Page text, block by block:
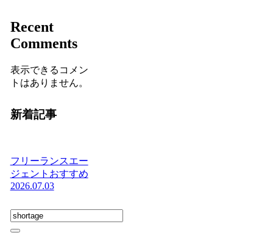
Recent
Comments
表示できるコメン
トはありません。
新着記事
フリーランスエー
ジェントおすすめ
2026.07.03